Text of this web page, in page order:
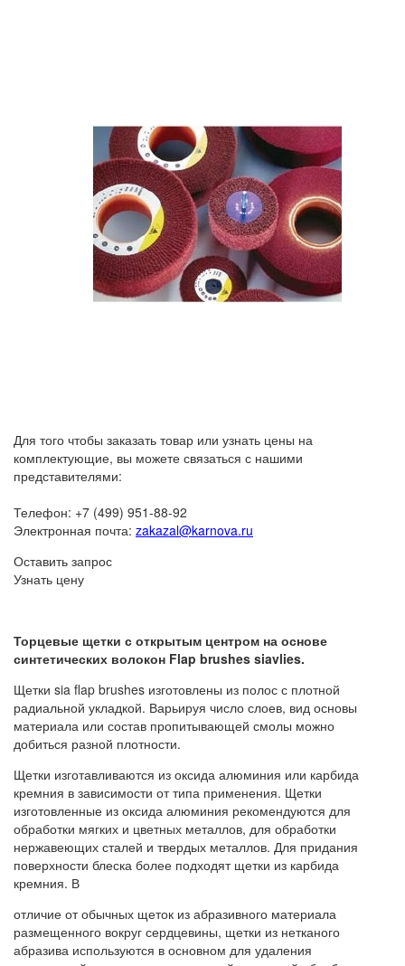
Для того чтобы заказать товар или узнать цены на
комплектующие, вы можете связаться с нашими
представителями:
Телефон: +7 (499) 951-88-92
Электронная почта: zakazal@karnova.ru
Оставить запрос
Узнать цену
Торцевые щетки с открытым центром на основе
синтетических волокон Flap brushes siavlies.
Щетки sia flap brushes изготовлены из полос с плотной
радиальной укладкой. Варьируя число слоев, вид основы
материала или состав пропитывающей смолы можно
добиться разной плотности.
Щетки изготавливаются из оксида алюминия или карбида
кремния в зависимости от типа применения. Щетки
изготовленные из оксида алюминия рекомендуются для
обработки мягких и цветных металлов, для обработки
нержавеющих сталей и твердых металлов. Для придания
поверхности блеска более подходят щетки из карбида
кремния. В
отличие от обычных щеток из абразивного материала
размещенного вокруг сердцевины, щетки из нетканого
абразива используются в основном для удаления